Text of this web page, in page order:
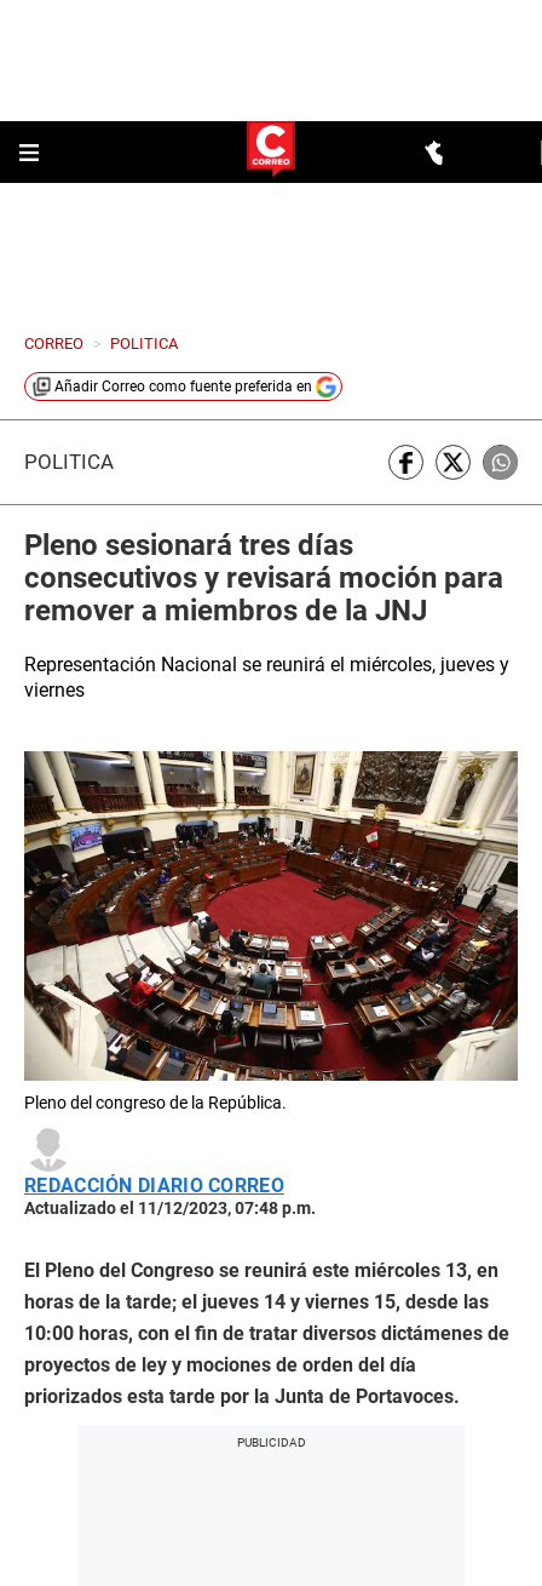
CORREO > POLITICA
Añadir Correo como fuente preferida en
POLÍTICA
Pleno sesionará tres días
consecutivos y revisará moción para
remover a miembros de la JNJ
Representación Nacional se reunirá el miércoles, jueves y
viernes
Pleno del congreso de la República.
REDACCIÓN DIARIO CORREO
Actualizado el 11/12/2023, 07:48 p.m.
El Pleno del Congreso se reunirá este miércoles 13, en
horas de la tarde; el jueves 14 y viernes 15, desde las
10:00 horas, con el fin de tratar diversos dictámenes de
proyectos de ley y mociones de orden del día
priorizados esta tarde por la Junta de Portavoces.